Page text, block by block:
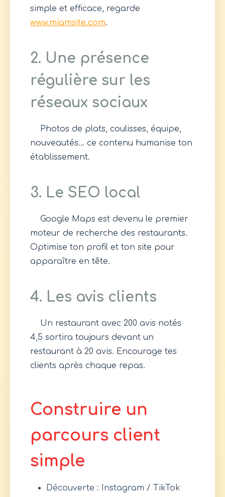
simple et efficace, regarde
www.miamsite.com.
2. Une présence
régulière sur les
réseaux sociaux
Photos de plats, coulisses, équipe,
nouveautés… ce contenu humanise ton
établissement.
3. Le SEO local
Google Maps est devenu le premier
moteur de recherche des restaurants.
Optimise ton profil et ton site pour
apparaître en tête.
4. Les avis clients
Un restaurant avec 200 avis notés
4,5 sortira toujours devant un
restaurant à 20 avis. Encourage tes
clients après chaque repas.
Construire un
parcours client
simple
Découverte : Instagram / TikTok